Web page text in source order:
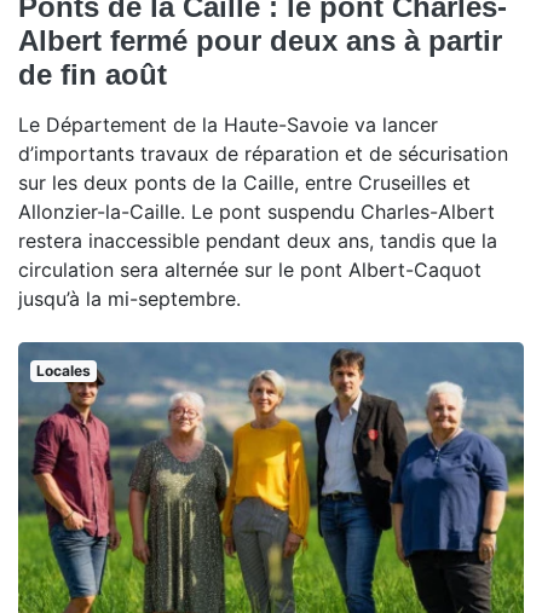
Ponts de la Caille : le pont Charles-
Albert fermé pour deux ans à partir
de fin août
Le Département de la Haute-Savoie va lancer
d’importants travaux de réparation et de sécurisation
sur les deux ponts de la Caille, entre Cruseilles et
Allonzier-la-Caille. Le pont suspendu Charles-Albert
restera inaccessible pendant deux ans, tandis que la
circulation sera alternée sur le pont Albert-Caquot
jusqu’à la mi-septembre.
Locales